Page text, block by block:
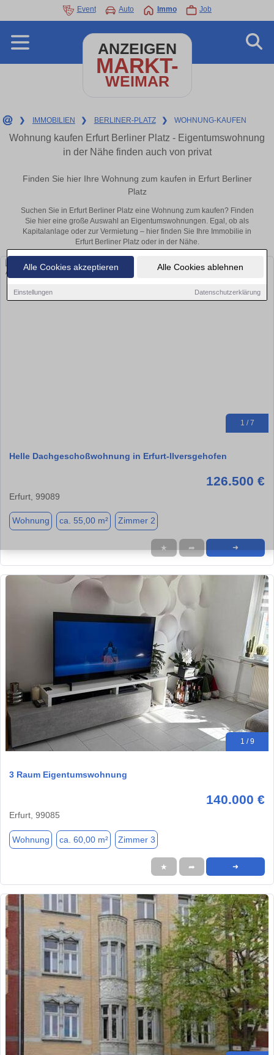
Alle Cookies akzeptieren Alle Cookies ablehnen
Einstellungen Datenschutzerklärung
Event Auto Immo Job
ANZEIGEN
MARKT-
WEIMAR
❯ IMMOBILIEN ❯ BERLINER-PLATZ ❯ WOHNUNG-KAUFEN
Wohnung kaufen Erfurt Berliner Platz - Eigentumswohnung
in der Nähe finden auch von privat
Finden Sie hier Ihre Wohnung zum kaufen in Erfurt Berliner
Platz
Suchen Sie in Erfurt Berliner Platz eine Wohnung zum kaufen? Finden
Sie hier eine große Auswahl an Eigentumswohnungen. Egal, ob als
Kapitalanlage oder zur Vermietung – hier finden Sie Ihre Immobilie in
Erfurt Berliner Platz oder in der Nähe.
1 / 7
Helle Dachgeschoßwohnung in Erfurt-Ilversgehofen
126.500 €
Erfurt, 99089
Wohnung ca. 55,00 m² Zimmer 2
★ ➦ ➜
1 / 9
3 Raum Eigentumswohnung
140.000 €
Erfurt, 99085
Wohnung ca. 60,00 m² Zimmer 3
★ ➦ ➜